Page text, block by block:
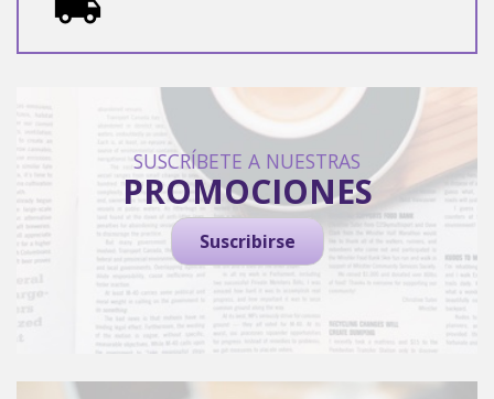
SUSCRÍBETE A NUESTRAS
PROMOCIONES
Suscribirse